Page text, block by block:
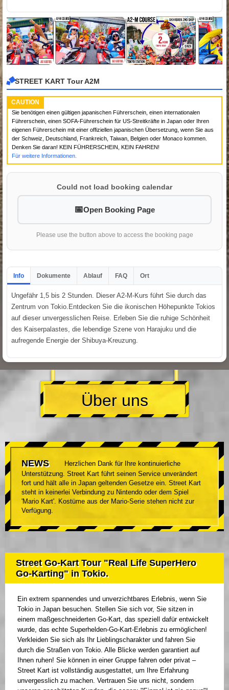
STREET KART Tour A2M
CAUTION
Sie benötigen einen gültigen japanischen Führerschein, einen internationalen
Führerschein, einen SOFA-Führerschein für US-Streitkräfte in Japan oder Ihren
eigenen Führerschein mit einer offiziellen japanischen Übersetzung, wenn Sie aus
der Schweiz, Deutschland, Frankreich, Taiwan, Belgien oder Monaco kommen.
Denken Sie daran! KEIN FÜHRERSCHEIN, KEIN FAHREN!
Für weitere Informationen.
Could not load booking calendar
Open Booking Page
Please use the button above to access the booking page
Info Dokumente Ablauf FAQ Ort
Ungefähr 1,5 bis 2 Stunden. Dieser A2-M-Kurs führt Sie durch das
Zentrum von Tokio.Entdecken Sie die ikonischen Höhepunkte Tokios
auf dieser unvergesslichen Reise. Erleben Sie die ruhige Schönheit
des Kaiserpalastes, die lebendige Szene von Harajuku und die
aufregende Energie der Shibuya-Kreuzung.
Über uns
NEWS
Herzlichen Dank für Ihre kontinuierliche
Unterstützung. Street Kart führt seinen Service unverändert
fort und hält alle in Japan geltenden Gesetze ein. Street Kart
steht in keinerlei Verbindung zu Nintendo oder dem Spiel
'Mario Kart'. Kostüme aus der Mario-Serie stehen nicht zur
Verfügung.
Street Go-Kart Tour "Real Life SuperHero
Go-Karting" in Tokio.
Ein extrem spannendes und unverzichtbares Erlebnis, wenn Sie
Tokio in Japan besuchen. Stellen Sie sich vor, Sie sitzen in
einem maßgeschneiderten Go-Kart, das speziell dafür entwickelt
wurde, das echte Superhelden-Go-Kart-Erlebnis zu ermöglichen!
Verkleiden Sie sich als Ihr Lieblingscharakter und fahren Sie
durch die Straßen von Tokio. Alle Blicke werden garantiert auf
Ihnen ruhen! Sie können in einer Gruppe fahren oder privat –
Street Kart ist vollständig ausgestattet, um Ihre Erfahrung
unvergesslich zu machen. Vertrauen Sie uns nicht, sondern